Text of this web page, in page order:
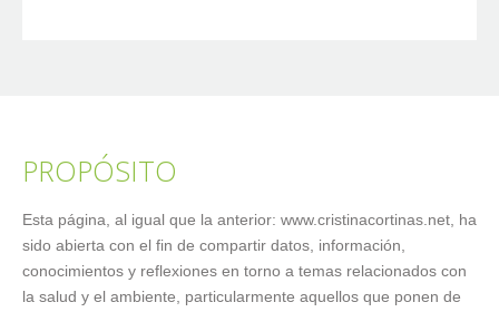
PROPÓSITO
Esta página, al igual que la anterior: www.cristinacortinas.net, ha
sido abierta con el fin de compartir datos, información,
conocimientos y reflexiones en torno a temas relacionados con
la salud y el ambiente, particularmente aquellos que ponen de